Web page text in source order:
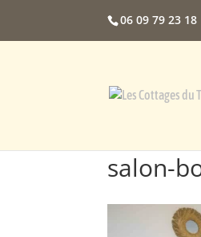
06 09 79 23 18
salon-